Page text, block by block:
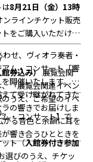
図録付き参加券）
円（入館券＋図録
（図録付き参加券の
】＜図録付き＞
図録付き参加券）
円（入館券＋図録
（図録付き参加券の
き参加券）
8月21日（金）13時
ンラインチケット販売
をご購入いただけま
券込み） 展覧会関
「展覧会関連イベン
うえ、ご希望のイベ
せ、ヴィオラ奏者・
ム・コンサート「響
開催いたします。バ
えて受け継がれてきた
の響きでお届けしま
る音色と余韻に耳を
響き合うひとときを
・コンサート】で
ト（入館券付き参加
選びのうえ、チケッ